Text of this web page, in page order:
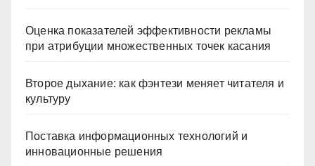
Оценка показателей эффективности рекламы
при атрибуции множественных точек касания
Второе дыхание: как фэнтези меняет читателя и
культуру
Поставка информационных технологий и
инновационные решения